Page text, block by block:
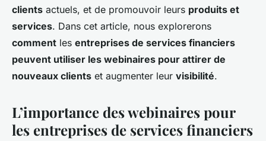
clients actuels, et de promouvoir leurs produits et
services. Dans cet article, nous explorerons
comment les entreprises de services financiers
peuvent utiliser les webinaires pour attirer de
nouveaux clients et augmenter leur visibilité.
L’importance des webinaires pour
les entreprises de services financiers